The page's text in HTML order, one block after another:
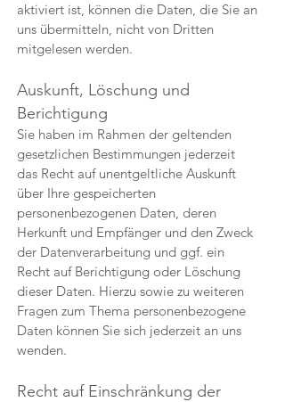
aktiviert ist, können die Daten, die Sie an
uns übermitteln, nicht von Dritten
mitgelesen werden.
Auskunft, Löschung und
Berichtigung
Sie haben im Rahmen der geltenden
gesetzlichen Bestimmungen jederzeit
das Recht auf unentgeltliche Auskunft
über Ihre gespeicherten
personenbezogenen Daten, deren
Herkunft und Empfänger und den Zweck
der Datenverarbeitung und ggf. ein
Recht auf Berichtigung oder Löschung
dieser Daten. Hierzu sowie zu weiteren
Fragen zum Thema personenbezogene
Daten können Sie sich jederzeit an uns
wenden.
Recht auf Einschränkung der